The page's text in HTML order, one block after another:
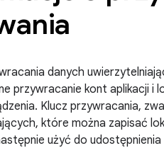
danych
przywracanie kont aplikacji i
Klucz przywracania,
które można zapisać
użyć do